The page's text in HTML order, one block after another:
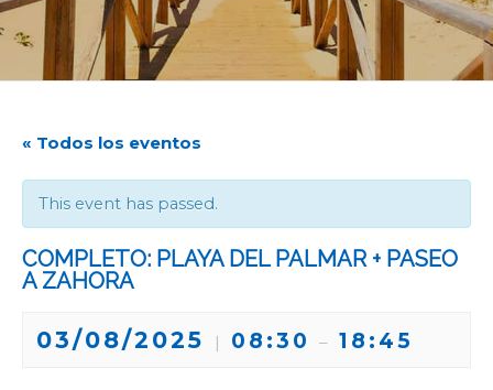
« Todos los eventos
This event has passed.
COMPLETO: PLAYA DEL PALMAR + PASEO
A ZAHORA
03/08/2025 | 08:30 – 18:45